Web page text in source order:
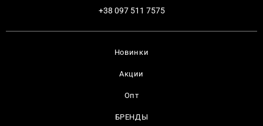
Новинки
Акции
Опт
БРЕНДЫ
+38 097 511 7575